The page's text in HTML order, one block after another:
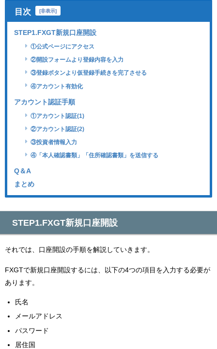
目次 [非表示]
STEP1.FXGT新規口座開設
①公式ページにアクセス
②開設フォームより登録内容を入力
③登録ボタンより仮登録手続きを完了させる
④アカウント有効化
アカウント認証手順
①アカウント認証(1)
②アカウント認証(2)
③投資者情報入力
④「本人確認書類」「住所確認書類」を送信する
Q＆A
まとめ
STEP1.FXGT新規口座開設
それでは、口座開設の手順を解説していきます。
FXGTで新規口座開設するには、以下の4つの項目を入力する必要が
あります。
氏名
メールアドレス
パスワード
居住国